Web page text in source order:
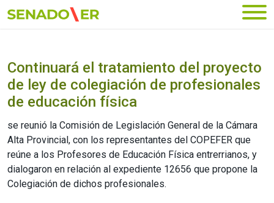
Ir al menú principal
Continuará el tratamiento del proyecto
de ley de colegiación de profesionales
de educación física
se reunió la Comisión de Legislación General de la Cámara
Alta Provincial, con los representantes del COPEFER que
reúne a los Profesores de Educación Física entrerrianos, y
dialogaron en relación al expediente 12656 que propone la
Colegiación de dichos profesionales.